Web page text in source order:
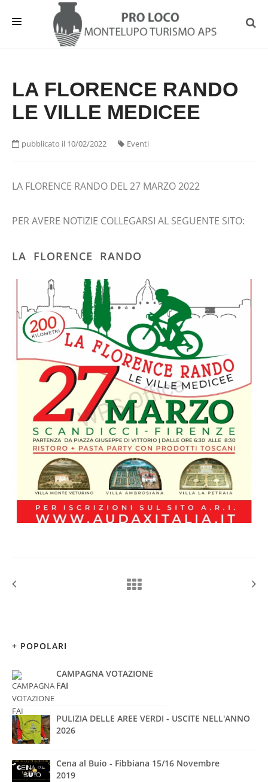
EVENTI E NEWS
INFO UTILI
LA FLORENCE RANDO
LE VILLE MEDICEE
pubblicato il 10/02/2022 Eventi
LA FLORENCE RANDO DEL 27 MARZO 2022
PER AVERE NOTIZIE COLLEGARSI AL SEGUENTE SITO:
LA FLORENCE RANDO
+ POPOLARI
CAMPAGNA VOTAZIONE
FAI
PULIZIA DELLE AREE VERDI - USCITE NELL'ANNO
2026
Cena al Buio - Fibbiana 15/16 Novembre
2019